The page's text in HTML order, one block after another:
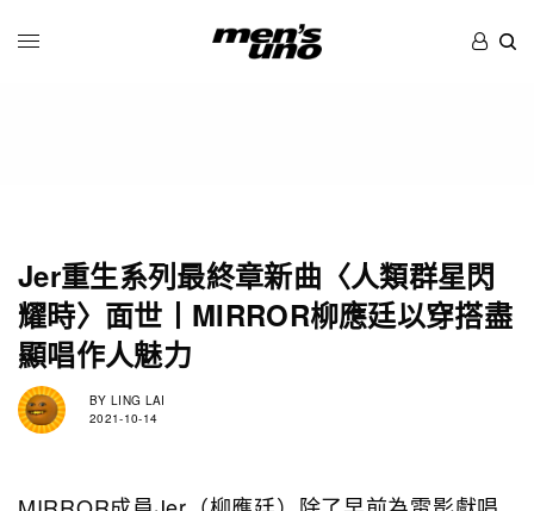
Jer重生系列最終章新曲〈人類群星閃
耀時〉面世丨MIRROR柳應廷以穿搭盡
顯唱作人魅力
BY LING LAI
2021-10-14